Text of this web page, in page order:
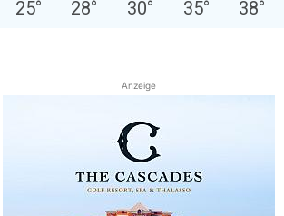
25° 28° 30° 35° 38°
Anzeige